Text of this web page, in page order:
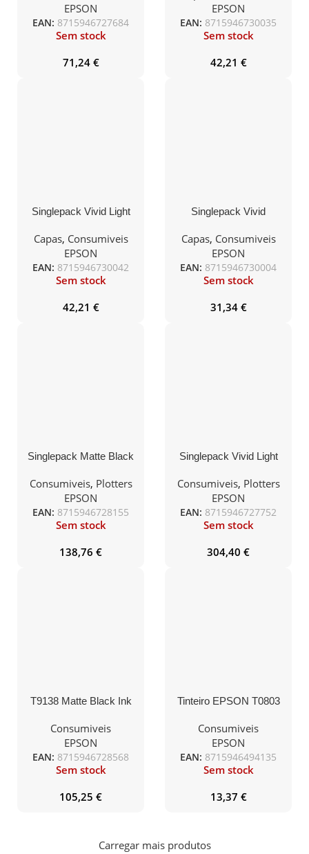
EPSON
EAN: 8715946727684
Sem stock
71,24 €
50ml
EPSON
EAN: 8715946730035
Sem stock
42,21 €
Singlepack Vivid Light
UltraChrome Pro 10 ink
50ml
Capas, Consumiveis
EPSON
EAN: 8715946730042
Sem stock
42,21 €
Singlepack Vivid
UltraChrome Pro 10 ink
25ml
Capas, Consumiveis
EPSON
EAN: 8715946730004
Sem stock
31,34 €
Singlepack Matte Black
HDX/HD 350ml
Consumiveis, Plotters
EPSON
EAN: 8715946728155
Sem stock
138,76 €
Singlepack Vivid Light
UltraChrome PRO 12
700ml
Consumiveis, Plotters
EPSON
EAN: 8715946727752
Sem stock
304,40 €
T9138 Matte Black Ink
Consumiveis
EPSON
EAN: 8715946728568
Sem stock
105,25 €
Tinteiro EPSON T0803
P50/PX6xx/PX7xx/PX8x
x/R2xx/R360/RX560/RX
585/RX685
Consumiveis
EPSON
EAN: 8715946494135
Sem stock
13,37 €
Carregar mais produtos